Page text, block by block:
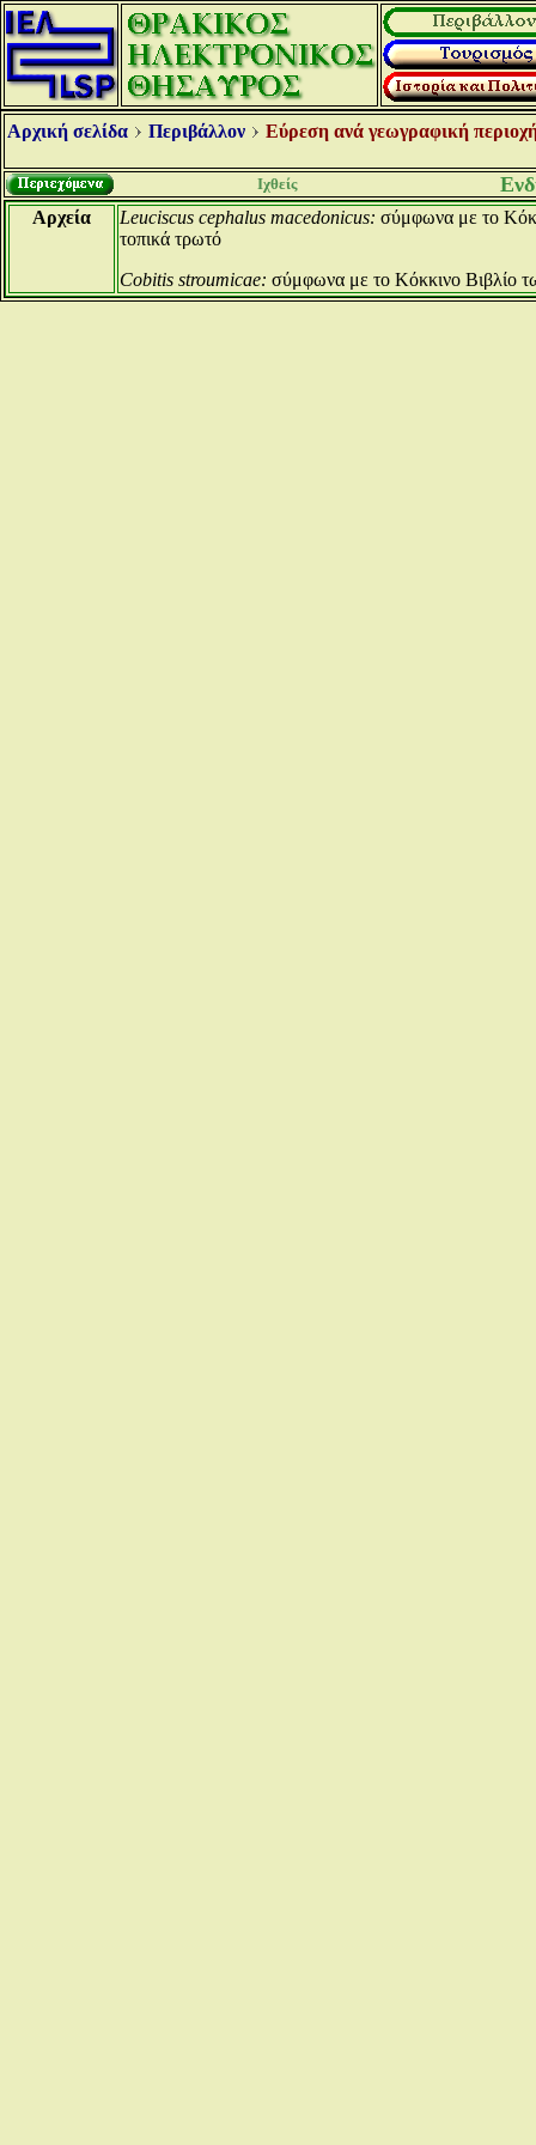
Αρχική σελίδα Περιβάλλον Εύρεση ανά γεωγραφική
Ιχθείς
Αρχεία Leuciscus cephalus macedonicus: σύμφωνα με το
τοπικά τρωτό
Cobitis stroumicae: σύμφωνα με το Κόκκινο Βιβλίο